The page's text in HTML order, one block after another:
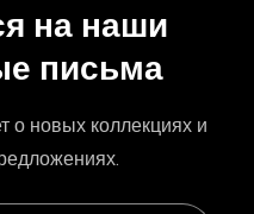
на наши
письма
о новых коллекциях и